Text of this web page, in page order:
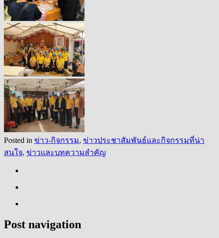
Posted in ข่าว-กิจกรรม, ข่าวประชาสัมพันธ์และกิจกรรมที่น่า
สนใจ, ข่าวและบทความสำคัญ
Post navigation